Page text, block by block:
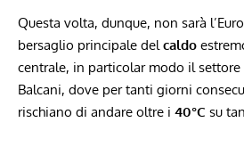
Questa volta, dunque, non sarà
bersaglio principale delcaldo
centrale, in particolar modo il settore
Balcani, dove per tanti giorni
rischiano di andare oltre i 40°C su